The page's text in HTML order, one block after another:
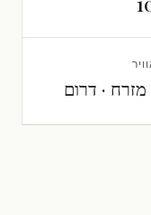
מזרח · דרום